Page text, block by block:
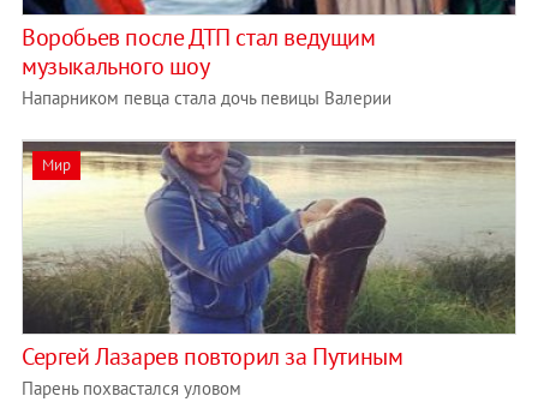
Воробьев после ДТП стал ведущим
музыкального шоу
Напарником певца стала дочь певицы Валерии
Мир
Сергей Лазарев повторил за Путиным
Парень похвастался уловом